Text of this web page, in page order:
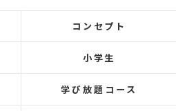
コンセプト
小学生
学び放題コース